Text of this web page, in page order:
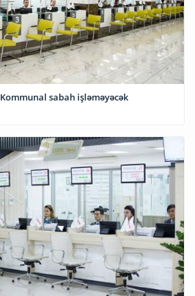
sabah işləməyəcək